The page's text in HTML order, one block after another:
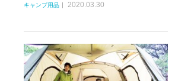
キャンプ用品 2020.03.30